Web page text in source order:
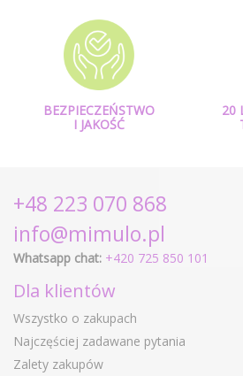
BEZPIECZEŃSTWO
I JAKOŚĆ
20
+48 223 070 868
info@mimulo.pl
Whatsapp chat: +420 725 850 101
Dla klientów
Wszystko o zakupach
Najczęściej zadawane pytania
Zalety zakupów